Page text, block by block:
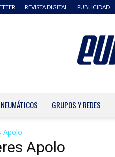
REVISTA DIGITAL PUBLICIDAD
NEUMÁTICOS GRUPOS Y REDES
Apolo
Apolo